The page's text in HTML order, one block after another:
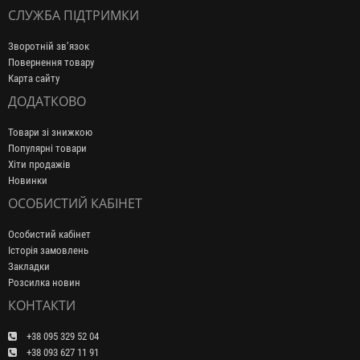
СЛУЖБА ПІДТРИМКИ
Зворотній зв’язок
Повернення товару
Карта сайту
ДОДАТКОВО
Товари зі знижкою
Популярні товари
Хіти продажів
Новинки
ОСОБИСТИЙ КАБІНЕТ
Особистий кабінет
Історія замовлень
Закладки
Розсилка новин
КОНТАКТИ
+38 095 329 52 04
+38 093 627 11 91